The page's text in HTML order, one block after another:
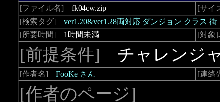
[ファイル名] fk04cw.zip
[サイ
[検索タグ]
ver1.20&ver1.28両対応 ダンジョン クラス 街
[所要時間] 1時間未満 [対象
[前提条件] チャレンジ
[作者名] FooKe さん [連絡
[作者のページ]